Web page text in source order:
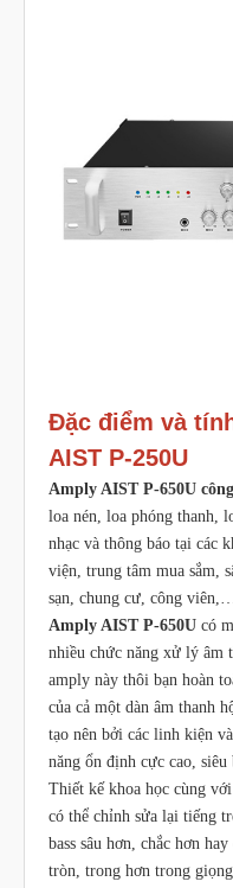
Đặc điểm và
AIST P-250U
Amply AIST P-650U
loa nén, loa phóng thanh,
nhạc và thông báo tại các
viện, trung tâm mua sắm,
sạn, chung cư, công
Amply AIST P-650U có
nhiều chức năng xử lý âm
amply này thôi bạn hoàn
của cả một dàn âm thanh
tạo nên bởi các linh kiện
năng ổn định cực cao, siêu
Thiết kế khoa học cùng
có thể chỉnh sửa lại tiếng
bass sâu hơn, chắc hơn
tròn, trong hơn trong